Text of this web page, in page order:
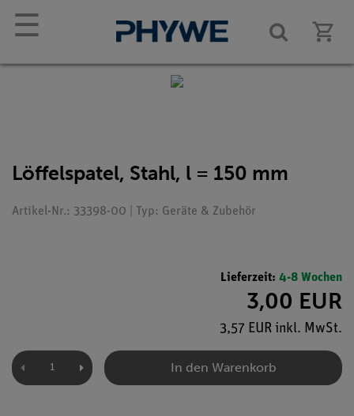
☰
Löffelspatel, Stahl, l = 150 mm
Artikel-Nr.: 33398-00 | Typ: Geräte & Zubehör
Lieferzeit: 4-8 Wochen
3,00 EUR
3,57 EUR inkl. MwSt.
In den Warenkorb